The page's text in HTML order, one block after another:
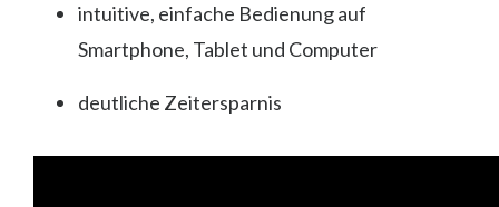
intuitive, einfache Bedienung auf
Smartphone, Tablet und Computer
deutliche Zeitersparnis